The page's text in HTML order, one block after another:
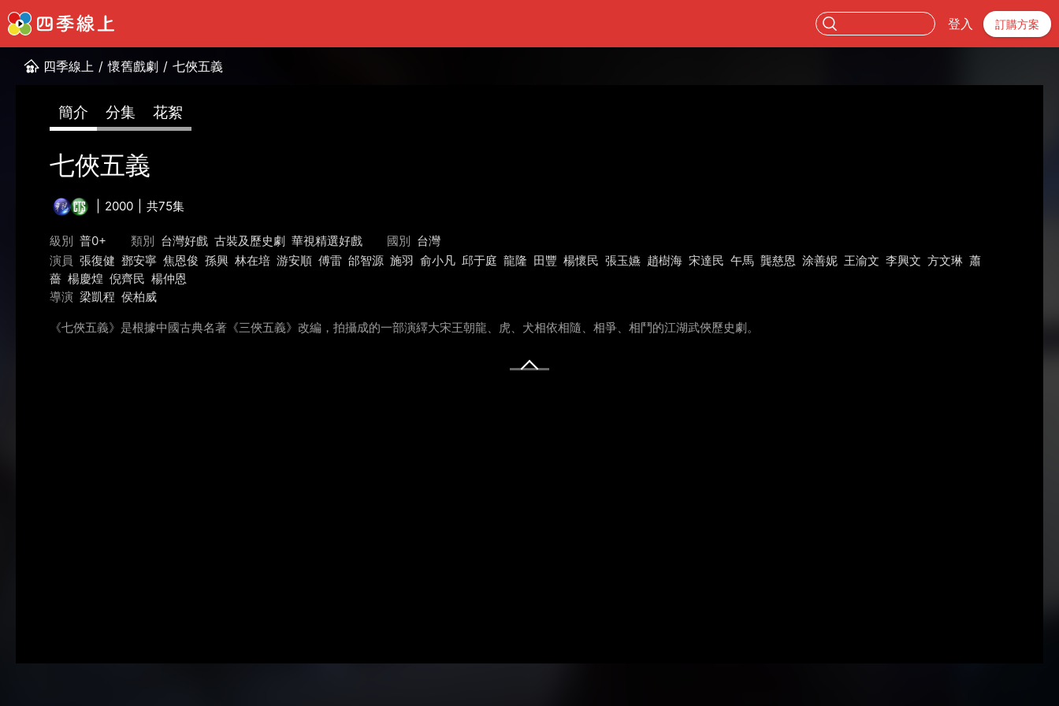
登入 訂購方案
四季線上 / 懷舊戲劇 / 七俠五義
簡介 分集 花絮
七俠五義
2000 共75集
級別 普0+ 類別 台灣好戲 古裝及歷史劇 華視精選好戲 國別 台灣
演員 張復健 鄧安寧 焦恩俊 孫興 林在培 游安順 傅雷 邰智源 施羽 俞小凡 邱于庭 龍隆 田豐 楊懷民 張玉嬿 趙樹海 宋達民 午馬 龔慈恩 涂善妮 王渝文 李興文 方文琳 蕭
薔 楊慶煌 倪齊民 楊仲恩
導演 梁凱程 侯柏威
《七俠五義》是根據中國古典名著《三俠五義》改編，拍攝成的一部演繹大宋王朝龍、虎、犬相依相隨、相爭、相鬥的江湖武俠歷史劇。